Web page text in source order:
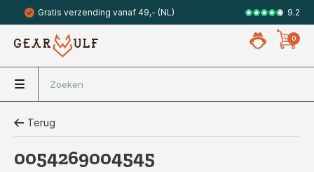
Gratis verzending vanaf 49,- (NL) Veilig met
9.2
0
Terug
0054269004545